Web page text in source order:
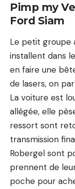
Pimp my
Ford Siam
Le petit groupe
installent dans
en faire une
de lasers, on
La voiture est
allégée, elle
ressort sont
transmission
Robergel sont
prennent de
poche pour